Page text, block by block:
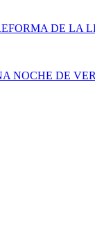
DE LA
NOCHE DE